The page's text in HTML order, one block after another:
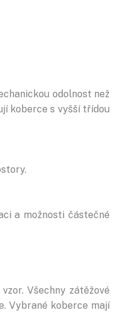
odolnost než
koberce s vyšší třídou
a možnosti částečné
Všechny zátěžové
Vybrané koberce mají